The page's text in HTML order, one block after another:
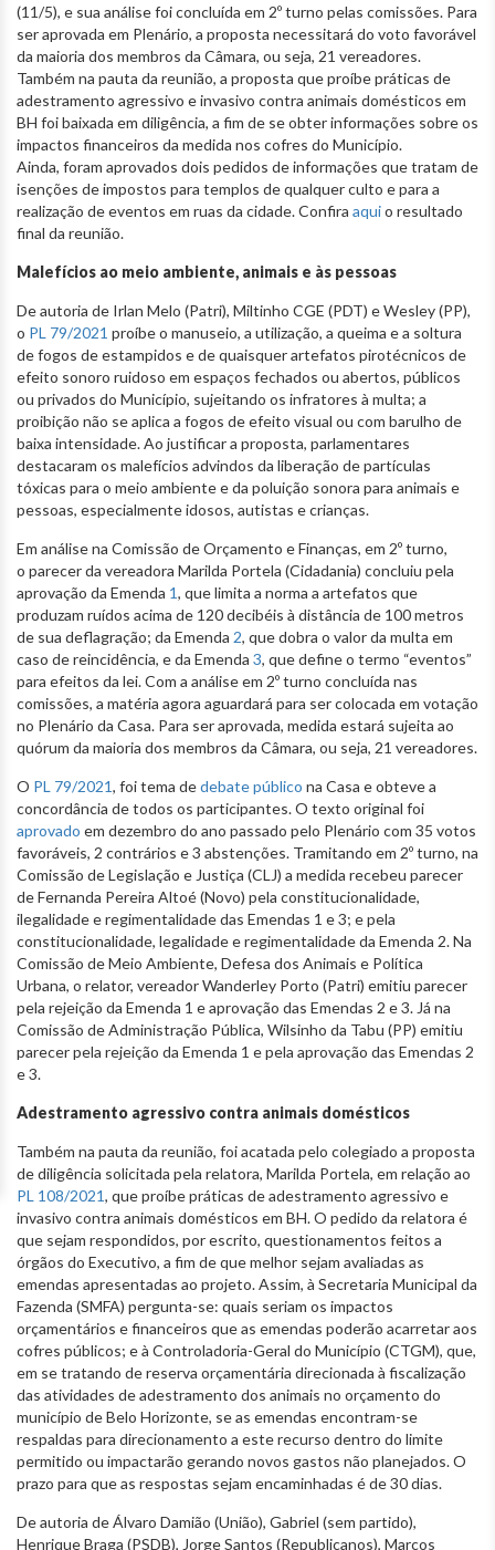
(11/5), e sua análise foi concluída em 2º turno pelas comissões. Para
ser aprovada em Plenário, a proposta necessitará do voto favorável
da maioria dos membros da Câmara, ou seja, 21 vereadores.
Também na pauta da reunião, a proposta que proíbe práticas de
adestramento agressivo e invasivo contra animais domésticos em
BH foi baixada em diligência, a fim de se obter informações sobre os
impactos financeiros da medida nos cofres do Município.
Ainda, foram aprovados dois pedidos de informações que tratam de
isenções de impostos para templos de qualquer culto e para a
realização de eventos em ruas da cidade. Confira aquio resultado
final da reunião.
Malefícios ao meio ambiente, animais e às pessoas
De autoria de Irlan Melo (Patri), Miltinho CGE (PDT) e Wesley (PP),
o PL 79/2021 proíbe o manuseio, a utilização, a queima e a soltura
de fogos de estampidos e de quaisquer artefatos pirotécnicos de
efeito sonoro ruidoso em espaços fechados ou abertos, públicos
ou privados do Município, sujeitando os infratores à multa; a
proibição não se aplica a fogos de efeito visual ou com barulho de
baixa intensidade. Ao justificar a proposta, parlamentares
destacaram os malefícios advindos da liberação de partículas
tóxicas para o meio ambiente e da poluição sonora para animais e
pessoas, especialmente idosos, autistas e crianças.
Em análise na Comissão de Orçamento e Finanças, em 2º turno,
o parecer da vereadora Marilda Portela (Cidadania) concluiu pela
aprovação da Emenda 1, que limita a norma a artefatos que
produzam ruídos acima de 120 decibéis à distância de 100 metros
de sua deflagração; da Emenda 2, que dobra o valor da multa em
caso de reincidência, e da Emenda 3, que define o termo “eventos”
para efeitos da lei. Com a análise em 2º turno concluída nas
comissões, a matéria agora aguardará para ser colocada em votação
no Plenário da Casa. Para ser aprovada, medida estará sujeita ao
quórum da maioria dos membros da Câmara, ou seja, 21 vereadores.
O PL 79/2021, foi tema dedebate público na Casa e obteve a
concordância de todos os participantes. O texto original foi
aprovado em dezembro do ano passado pelo Plenário com 35 votos
favoráveis, 2 contrários e 3 abstenções. Tramitando em 2º turno, na
Comissão de Legislação e Justiça (CLJ) a medida recebeu parecer
de Fernanda Pereira Altoé (Novo) pela constitucionalidade,
ilegalidade e regimentalidade das Emendas 1 e 3; e pela
constitucionalidade, legalidade e regimentalidade da Emenda 2. Na
Comissão de Meio Ambiente, Defesa dos Animais e Política
Urbana, o relator, vereador Wanderley Porto (Patri) emitiu parecer
pela rejeição da Emenda 1 e aprovação das Emendas 2 e 3. Já na
Comissão de Administração Pública, Wilsinho da Tabu (PP) emitiu
parecer pela rejeição da Emenda 1 e pela aprovação das Emendas 2
e 3.
Adestramento agressivo contra animais domésticos
Também na pauta da reunião, foi acatada pelo colegiado a proposta
de diligência solicitada pela relatora, Marilda Portela, em relação ao
PL 108/2021, que proíbe práticas de adestramento agressivo e
invasivo contra animais domésticos em BH. O pedido da relatora é
que sejam respondidos, por escrito, questionamentos feitos a
órgãos do Executivo, a fim de que melhor sejam avaliadas as
emendas apresentadas ao projeto. Assim, à Secretaria Municipal da
Fazenda (SMFA) pergunta-se: quais seriam os impactos
orçamentários e financeiros que as emendas poderão acarretar aos
cofres públicos; e à Controladoria-Geral do Município (CTGM), que,
em se tratando de reserva orçamentária direcionada à fiscalização
das atividades de adestramento dos animais no orçamento do
município de Belo Horizonte, se as emendas encontram-se
respaldas para direcionamento a este recurso dentro do limite
permitido ou impactarão gerando novos gastos não planejados. O
prazo para que as respostas sejam encaminhadas é de 30 dias.
De autoria de Álvaro Damião (União), Gabriel (sem partido),
Henrique Braga (PSDB), Jorge Santos (Republicanos), Marcos